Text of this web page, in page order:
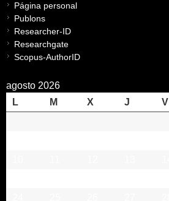
Página personal
Publons
Researcher-ID
Researchgate
Scopus-AuthorID
agosto 2026
L
M X J V